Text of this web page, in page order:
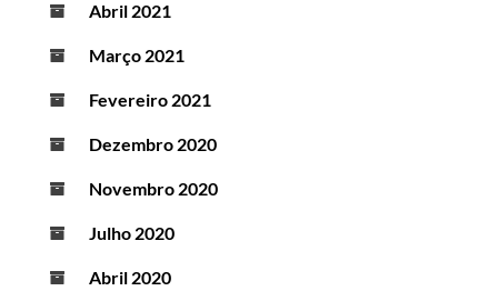
Abril 2021
Março 2021
Fevereiro 2021
Dezembro 2020
Novembro 2020
Julho 2020
Abril 2020